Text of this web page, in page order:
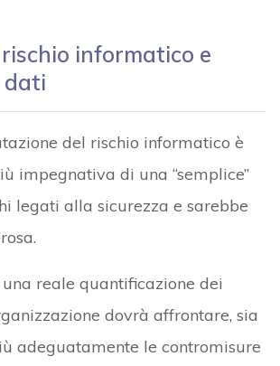
informatico e
dati
del rischio informatico è
impegnativa di una “semplice”
legati alla sicurezza e sarebbe
reale quantificazione dei
dovrà affrontare, sia
adeguatamente le contromisure